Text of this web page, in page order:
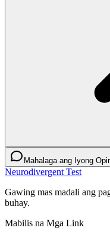
Mahalaga ang Iyong
Neurodivergent Test
Gawing mas madali ang
buhay.
Mabilis na Mga Link